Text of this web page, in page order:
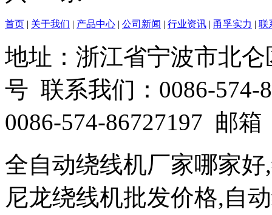
首页 | 关于我们 | 产品中心 | 公司新闻 | 行业资讯 | 甬孚实力 | 联
地址：浙江省宁波市北
号 联系我们：0086-574-
0086-574-86727197 邮箱
全自动绕线机厂家哪家
尼龙绕线机批发价格,自